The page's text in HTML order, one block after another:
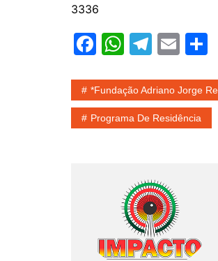
3336
F
c
e
b
W
at
s
A
p
T
e
gr
a
E
ai
l
e
*Fundação Adriano Jorge
Programa De Residência